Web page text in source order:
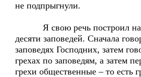
не подпрыгнули.
Я свою речь построил на
десяти заповедей. Сначала
заповедях Господних, затем
грехах по заповедям, а затем
грехи общественные – то есть